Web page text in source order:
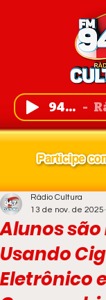
94,7 FM
Alunos
Usando
Eletrônico
Rádio Cultura
13 de nov. de 2025